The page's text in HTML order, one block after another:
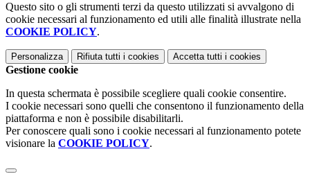
Questo sito o gli strumenti terzi da questo utilizzati si avvalgono di
cookie necessari al funzionamento ed utili alle finalità illustrate nella
COOKIE POLICY.
Personalizza Rifiuta tutti i cookies Accetta tutti i cookies
Gestione cookie
In questa schermata è possibile scegliere quali cookie consentire.
I cookie necessari sono quelli che consentono il funzionamento della
piattaforma e non è possibile disabilitarli.
Per conoscere quali sono i cookie necessari al funzionamento potete
visionare la COOKIE POLICY.